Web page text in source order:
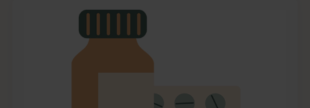
Lista: . Innehåller 1 objekt.